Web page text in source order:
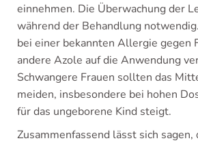
einnehmen. Die Überwachung der
während der Behandlung
bei einer bekannten Allergie gegen
andere Azole auf die Anwendung
Schwangere Frauen sollten das
meiden, insbesondere bei hohen
für das ungeborene Kind steigt.
Zusammenfassend lässt sich sagen,